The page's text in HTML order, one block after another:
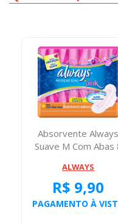
Absorvente Always
Suave M Com Abas
ALWAYS
R$ 9,90
PAGAMENTO À